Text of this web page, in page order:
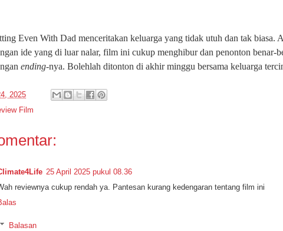
Even With Dad menceritakan keluarga yang tidak utuh dan tak biasa.
ide yang di luar nalar, film ini cukup menghibur dan penonton benar-
ending-nya. Bolehlah ditonton di akhir minggu bersama keluarga
2025
Film
25 April 2025 pukul 08.36
reviewnya cukup rendah ya. Pantesan kurang kedengaran tentang film ini
Balasan